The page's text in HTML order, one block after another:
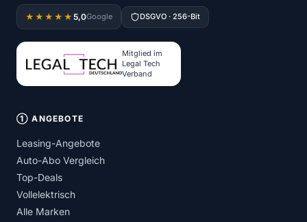
★★★★★ 5,0Google DSGVO · 256-Bit
Mitglied im
Legal Tech
Verband
① ANGEBOTE
Leasing-Angebote
Auto-Abo Vergleich
Top-Deals
Vollelektrisch
Alle Marken